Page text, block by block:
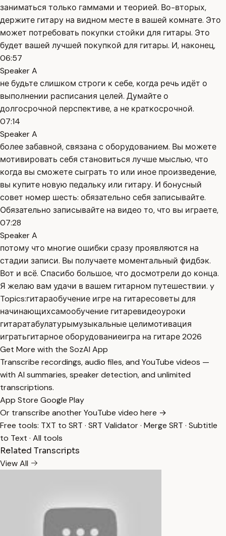
заниматься только гаммами и теорией. Во-вторых,
держите гитару на видном месте в вашей комнате. Это
может потребовать покупки стойки для гитары. Это
будет вашей лучшей покупкой для гитары. И, наконец,
06:57
Speaker A
не будьте слишком строги к себе, когда речь идёт о
выполнении расписания целей. Думайте о
долгосрочной перспективе, а не краткосрочной.
07:14
Speaker A
более забавной, связана с оборудованием. Вы можете
мотивировать себя становиться лучше мыслью, что
когда вы сможете сыграть то или иное произведение,
вы купите новую педальку или гитару. И бонусный
совет номер шесть: обязательно себя записывайте.
Обязательно записывайте на видео то, что вы играете,
07:28
Speaker A
потому что многие ошибки сразу проявляются на
стадии записи. Вы получаете моментальный фидбэк.
Вот и всё. Спасибо большое, что досмотрели до конца.
Я желаю вам удачи в вашем гитарном путешествии. y
Topics:гитараобучение игре на гитаресоветы для
начинающихсамообучение гитаревидеоуроки
гитаратабулатурымузыкальные целимотивация
игратьгитарное оборудованиеигра на гитаре 2026
Get More with the SozAI App
Transcribe recordings, audio files, and YouTube videos —
with AI summaries, speaker detection, and unlimited
transcriptions.
App Store Google Play
Or transcribe another YouTube video here →
Free tools: TXT to SRT · SRT Validator· Merge SRT · Subtitle
to Text · All tools
Related Transcripts
View All